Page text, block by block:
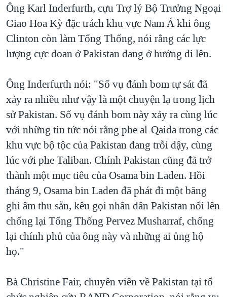
TRỊNH VĨNH BÌNH VS. CHÍNH PHỦ VIỆT NAM
NGƯ DÂN VIỆT VÀ LÀN SÓNG TRỘM HẢI SÂM
Ông Karl Inderfurth, cựu Trợ lý Bộ Trưởng Ngoại
Giao Hoa Kỳ đặc trách khu vực Nam Á khi ông
Clinton còn làm Tổng Thống, nói rằng các lực
lượng cực đoan ở Pakistan đang ở hướng đi lên.
Ông Inderfurth nói: "Số vụ đánh bom tự sát đã
xảy ra nhiều như vậy là một chuyện lạ trong lịch
sử Pakistan. Số vụ đánh bom này xảy ra cùng lúc
với những tin tức nói rằng phe al-Qaida trong các
khu vực bộ tộc của Pakistan đang trỗi dậy, cùng
lúc với phe Taliban. Chính Pakistan cũng đã trở
thành một mục tiêu của Osama bin Laden. Hồi
tháng 9, Osama bin Laden đã phát đi một băng
ghi âm thu sẵn, kêu gọi nhân dân Pakistan nổi lên
chống lại Tổng Thống Pervez Musharraf, chống
lại chính phủ của ông này và những ai ủng hộ
họ."
Bà Christine Fair, chuyên viên về Pakistan tại tổ